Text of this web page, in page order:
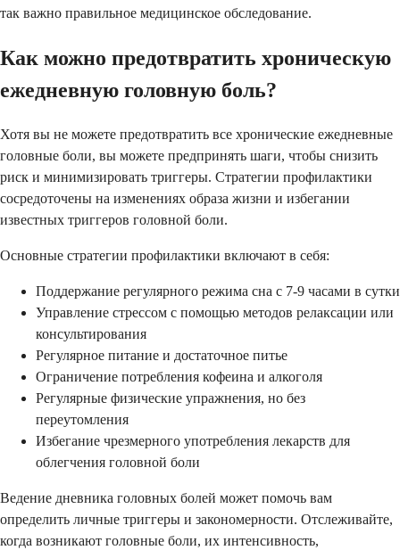
так важно правильное медицинское обследование.
Как можно предотвратить хроническую
ежедневную головную боль?
Хотя вы не можете предотвратить все хронические ежедневные
головные боли, вы можете предпринять шаги, чтобы снизить
риск и минимизировать триггеры. Стратегии профилактики
сосредоточены на изменениях образа жизни и избегании
известных триггеров головной боли.
Основные стратегии профилактики включают в себя:
Поддержание регулярного режима сна с 7-9 часами в сутки
Управление стрессом с помощью методов релаксации или
консультирования
Регулярное питание и достаточное питье
Ограничение потребления кофеина и алкоголя
Регулярные физические упражнения, но без
переутомления
Избегание чрезмерного употребления лекарств для
облегчения головной боли
Ведение дневника головных болей может помочь вам
определить личные триггеры и закономерности. Отслеживайте,
когда возникают головные боли, их интенсивность,